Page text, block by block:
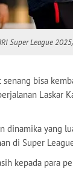
Super League
bisa
dinamika yang
di Super
kepada para